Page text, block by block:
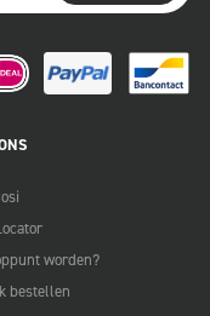
worden?
bestellen